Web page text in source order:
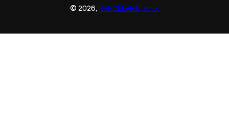
© 2026, KANCELARIE, s.r.o.